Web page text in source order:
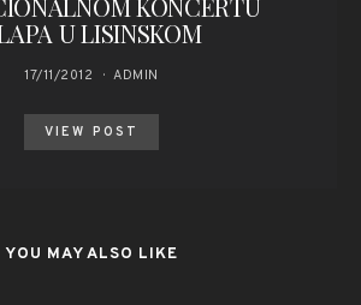
KONCERTU
U LISINSKOM
17/11/2012 ADMIN
VIEW POST
YOU MAY ALSO LIKE